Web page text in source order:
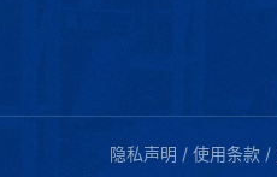
隐私声明 / 使用条款 /